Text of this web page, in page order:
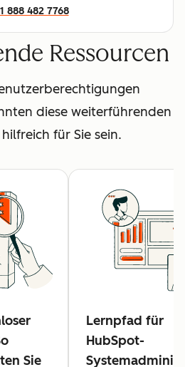
888 482 7768
Ressourcen
diese weiterführenden
für Sie sein.
Sie
Lernpfad für
HubSpot-